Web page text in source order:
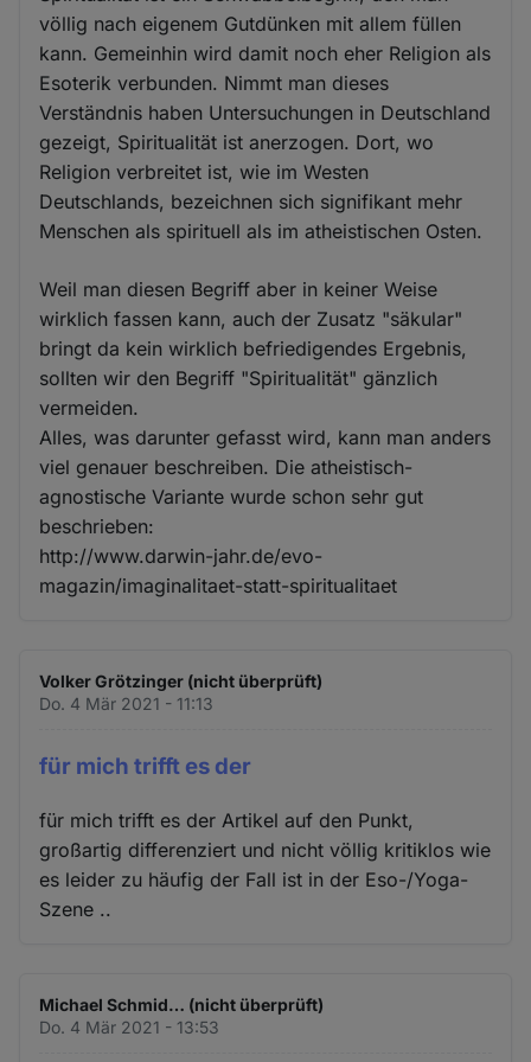
völlig nach eigenem Gutdünken mit allem füllen
kann. Gemeinhin wird damit noch eher Religion als
Esoterik verbunden. Nimmt man dieses
Verständnis haben Untersuchungen in Deutschland
gezeigt, Spiritualität ist anerzogen. Dort, wo
Religion verbreitet ist, wie im Westen
Deutschlands, bezeichnen sich signifikant mehr
Menschen als spirituell als im atheistischen Osten.
Weil man diesen Begriff aber in keiner Weise
wirklich fassen kann, auch der Zusatz "säkular"
bringt da kein wirklich befriedigendes Ergebnis,
sollten wir den Begriff "Spiritualität" gänzlich
vermeiden.
Alles, was darunter gefasst wird, kann man anders
viel genauer beschreiben. Die atheistisch-
agnostische Variante wurde schon sehr gut
beschrieben:
http://www.darwin-jahr.de/evo-
magazin/imaginalitaet-statt-spiritualitaet
Volker Grötzinger (nicht überprüft)
Do. 4 Mär 2021 - 11:13
für mich trifft es der
für mich trifft es der Artikel auf den Punkt,
großartig differenziert und nicht völlig kritiklos wie
es leider zu häufig der Fall ist in der Eso-/Yoga-
Szene ..
Michael Schmid… (nicht überprüft)
Do. 4 Mär 2021 - 13:53